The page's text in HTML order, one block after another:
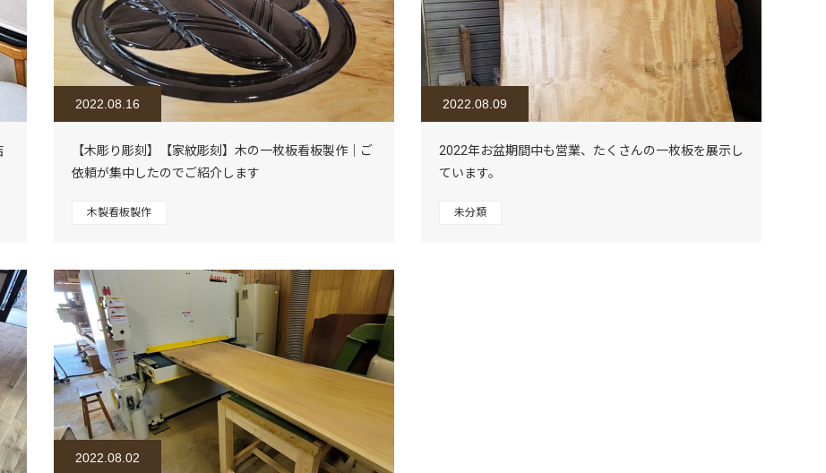
2022.08.16
【木彫り彫刻】【家紋彫刻】木の一枚板看板製作｜ご
依頼が集中したのでご紹介します
木製看板製作
2022.08.09
2022年お盆期間中も営業、たくさんの一枚板を展示し
ています。
未分類
2022.08.02